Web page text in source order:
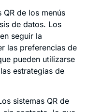
QR de los menús
de datos. Los
seguir la
las preferencias de
pueden utilizarse
estrategias de
sistemas QR de